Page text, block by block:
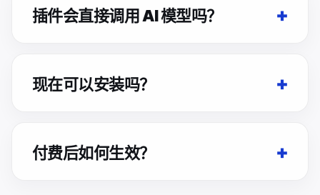
插件会直接调用 AI 模型吗？
现在可以安装吗？
付费后如何生效？